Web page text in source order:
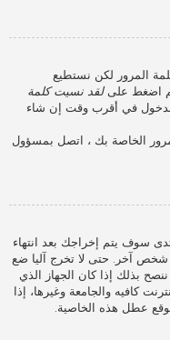
المرور لكن نستطيع
اضغط علىلقد نسيت كلمة
في أقرب وقت إن شاء
الخاصة بك ، اتصل بمسؤول
سوف يتم إخراجك بعد انتهاء
آخر. حتى لا تخرج آليا ضع
بذلك إذا كان الجهاز الذي
كافيه والجامعة وغيرها، إذا
عطل هذه الخاصية.